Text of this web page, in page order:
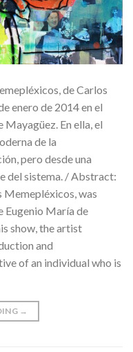
de Carlos
enero de 2014 en el
En ella, el
de la
pero desde una
del sistema. / Abstract:
Memepléxicos, was
Eugenio María de
show, the artist
and
of an individual who is
→